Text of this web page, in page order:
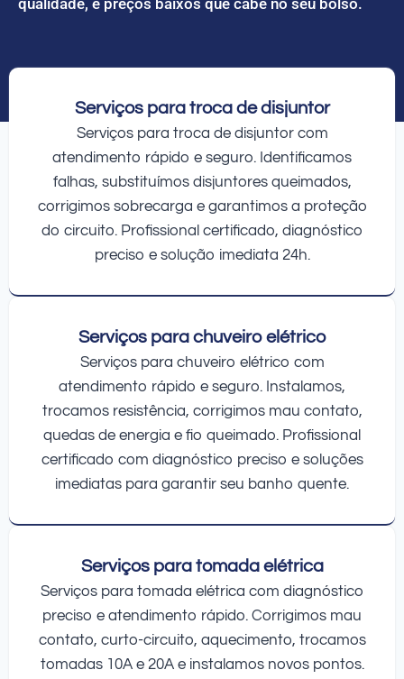
Serviços para troca de disjuntor
Serviços para troca de disjuntor com
atendimento rápido e seguro. Identificamos
falhas, substituímos disjuntores queimados,
corrigimos sobrecarga e garantimos a proteção
do circuito. Profissional certificado, diagnóstico
preciso e solução imediata 24h.
Serviços para chuveiro elétrico
Serviços para chuveiro elétrico com
atendimento rápido e seguro. Instalamos,
trocamos resistência, corrigimos mau contato,
quedas de energia e fio queimado. Profissional
certificado com diagnóstico preciso e soluções
imediatas para garantir seu banho quente.
Serviços para tomada elétrica
Serviços para tomada elétrica com diagnóstico
preciso e atendimento rápido. Corrigimos mau
contato, curto-circuito, aquecimento, trocamos
tomadas 10A e 20A e instalamos novos pontos.